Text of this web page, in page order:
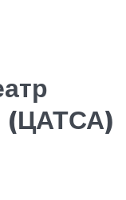
(ЦАТСА)